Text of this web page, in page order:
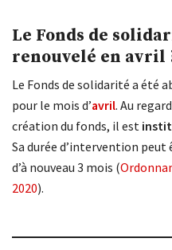
Le Fonds de
renouvelé en avril
Le Fonds de solidarité a été
pour le mois d’avril. Au
création du fonds, il est
Sa durée d’intervention
d’à nouveau 3 mois (
2020).